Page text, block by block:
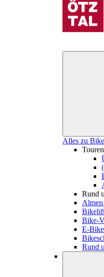
Alles zu
Rund
Bike-
E-
Rund